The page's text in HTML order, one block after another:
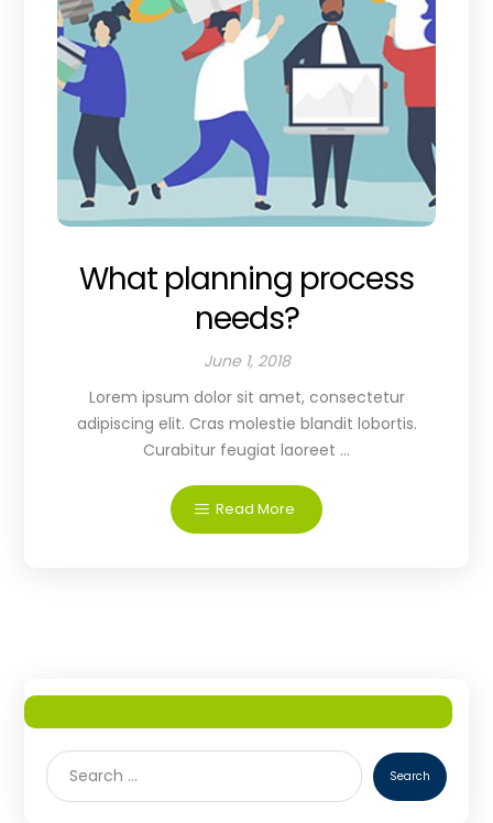
What planning process
needs?
June 1, 2018
Lorem ipsum dolor sit amet, consectetur
adipiscing elit. Cras molestie blandit lobortis.
Curabitur feugiat laoreet ...
Read More